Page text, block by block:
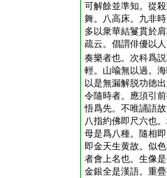
可解餘並準知。從
舞。八高床。九非
多以衆華結鬘貫於
疏云。倡謂俳優以
奏樂者也。次科爲
輕。山喩無以過。
以是無漏解脱功徳
令隨時者。應須引
悟爲先。不唯誦語
八指約佛即尺六也
母是爲八種。隨相
即金天生黄故。似
者會上名也。生像
金銀全是漢語。重